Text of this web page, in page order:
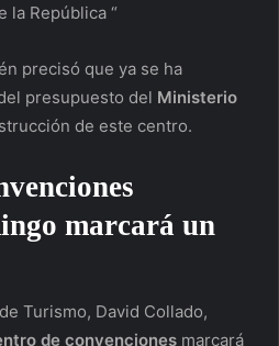
la República “
precisó que ya se ha
presupuesto del Ministerio
de este centro.
marcará un
Turismo, David Collado,
de convenciones marcará